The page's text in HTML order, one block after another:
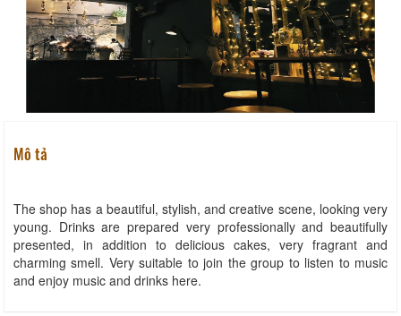
Mô tả
The shop has a beautiful, stylish, and creative scene, looking very
young. Drinks are prepared very professionally and beautifully
presented, in addition to delicious cakes, very fragrant and
charming smell. Very suitable to join the group to listen to music
and enjoy music and drinks here.